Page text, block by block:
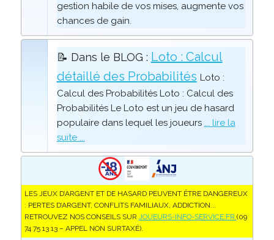
gestion habile de vos mises, augmente vos
chances de gain.
📝 Dans le BLOG : Loto : Calcul
détaillé des Probabilités Loto :
Calcul des Probabilités Loto : Calcul des
Probabilités Le Loto est un jeu de hasard
populaire dans lequel les joueurs ... lire la
suite ...
LES JEUX D’ARGENT ET DE HASARD PEUVENT ÊTRE DANGEREUX
: PERTES D’ARGENT, CONFLITS FAMILIAUX, ADDICTION...
RETROUVEZ NOS CONSEILS SUR JOUEURS-INFO-SERVICE.FR (09
74 75 13 13 – APPEL NON SURTAXÉ).